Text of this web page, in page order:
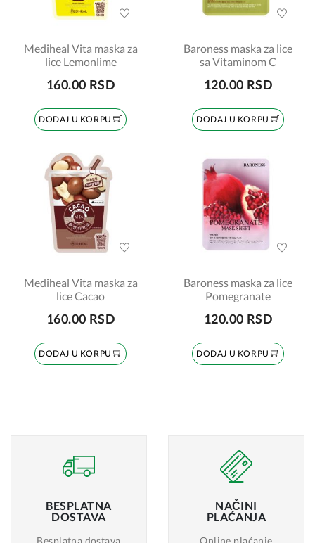
Mediheal Vita maska za
lice Lemonlime
160.00 RSD
DODAJ U KORPU
Baroness maska za lice
sa Vitaminom C
120.00 RSD
DODAJ U KORPU
Mediheal Vita maska za
lice Cacao
160.00 RSD
DODAJ U KORPU
Baroness maska za lice
Pomegranate
120.00 RSD
DODAJ U KORPU
BESPLATNA
DOSTAVA
Besplatna dostava
NAČINI
PLAĆANJA
Online plaćanje